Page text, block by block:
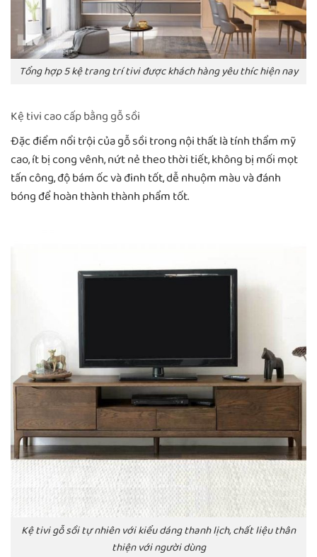
Tổng hợp 5 kệ trang trí tivi được khách hàng yêu thíc hiện nay
Kệ tivi cao cấp bằng gỗ sồi
Đặc điểm nổi trội của gỗ sồi trong nội thất là tính thẩm mỹ
cao, ít bị cong vênh, nứt nẻ theo thời tiết, không bị mối mọt
tấn công, độ bám ốc và đinh tốt, dễ nhuộm màu và đánh
bóng để hoàn thành thành phẩm tốt.
Kệ tivi gỗ sồi tự nhiên với kiểu dáng thanh lịch, chất liệu thân
thiện với người dùng